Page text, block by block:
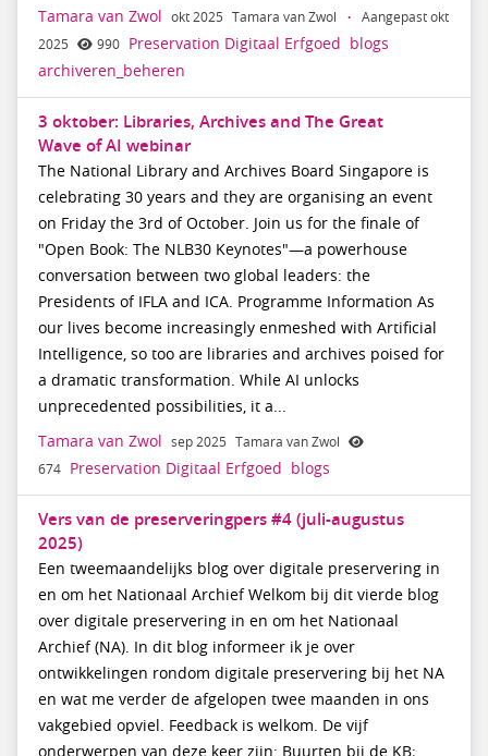
Tamara van Zwol okt 2025 Tamara van Zwol ·
Aangepast okt
2025
990 Preservation Digitaal Erfgoed blogs
archiveren_beheren
3 oktober: Libraries, Archives and The Great
Wave of AI webinar
The National Library and Archives Board Singapore is
celebrating 30 years and they are organising an event
on Friday the 3rd of October. Join us for the finale of
"Open Book: The NLB30 Keynotes"—a powerhouse
conversation between two global leaders: the
Presidents of IFLA and ICA. Programme Information As
our lives become increasingly enmeshed with Artificial
Intelligence, so too are libraries and archives poised for
a dramatic transformation. While AI unlocks
unprecedented possibilities, it a...
Tamara van Zwol sep 2025 Tamara van Zwol
674 Preservation Digitaal Erfgoed blogs
Vers van de preserveringpers #4 (juli-augustus
2025)
Een tweemaandelijks blog over digitale preservering in
en om het Nationaal Archief Welkom bij dit vierde blog
over digitale preservering in en om het Nationaal
Archief (NA). In dit blog informeer ik je over
ontwikkelingen rondom digitale preservering bij het NA
en wat me verder de afgelopen twee maanden in ons
vakgebied opviel. Feedback is welkom. De vijf
onderwerpen van deze keer zijn: Buurten bij de KB;